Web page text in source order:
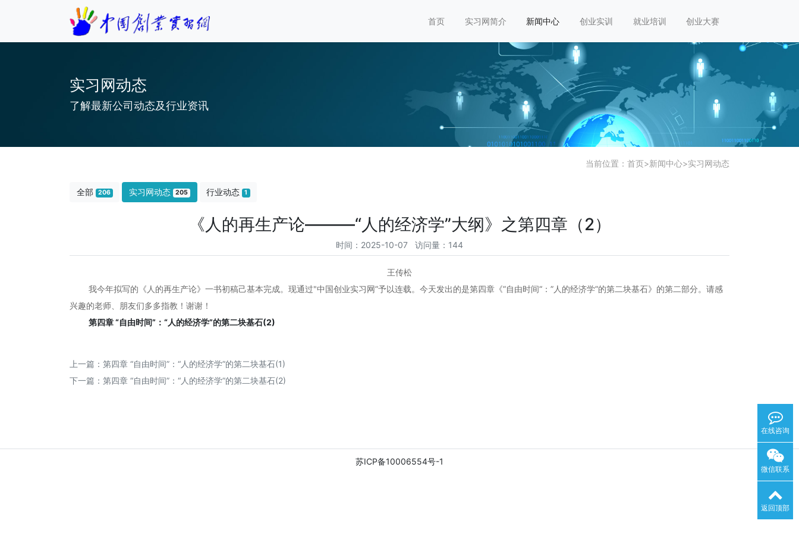
首页 实习网简介 新闻中心 创业实训 就业培训 创业大赛
实习网动态
了解最新公司动态及行业资讯
当前位置： 首页>新闻中心>实习网动态
全部 206 实习网动态 205 行业动态 1
《人的再生产论———“人的经济学”大纲》之第四章（2）
时间：2025-10-07 访问量：144
王传松
我今年拟写的《人的再生产论》一书初稿己基本完成。现通过"中国创业实习网”予以连载。今天发出的是第四章《”自由时间“：”人的经济学”的第二块基石》的第二部分。请感
兴趣的老师、朋友们多多指教！谢谢！
第四章 “自由时间”：“人的经济学”的第二块基石(2)
上一篇： 第四章 “自由时间”：“人的经济学”的第二块基石(1)
下一篇： 第四章 “自由时间”：“人的经济学”的第二块基石(2)
苏ICP备10006554号-1
在线咨询
微信联系
返回顶部